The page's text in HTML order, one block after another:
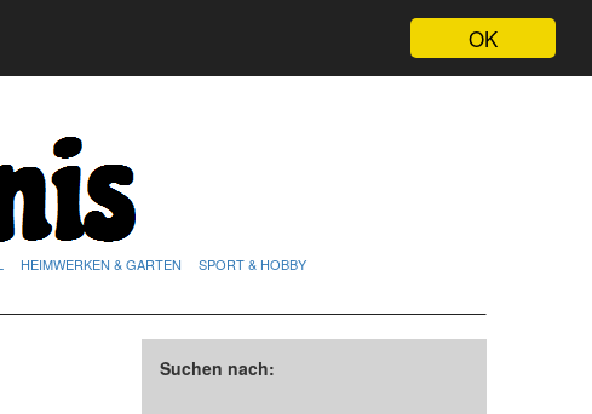
OK
HEIMWERKEN & GARTEN SPORT & HOBBY
Suchen nach: